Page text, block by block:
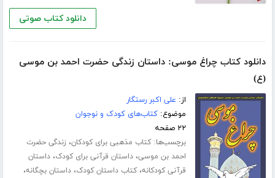
دانلود کتاب صوتی
دانلود کتاب چراغ موسی: داستان زندگی حضرت احمد بن موسی
(ع)
از: علی اکبر رستگار
موضوع:کتاب‌های کودک و نوجوان
۲۲ صفحه
برچسب‌ها:کتاب مذهبی برای کودکان، زندگی حضرت
احمد بن موسی،داستان قرآنی برای کودک،داستان
قرآنی کودکانه،کتاب داستان کودک،داستان بچگانه،